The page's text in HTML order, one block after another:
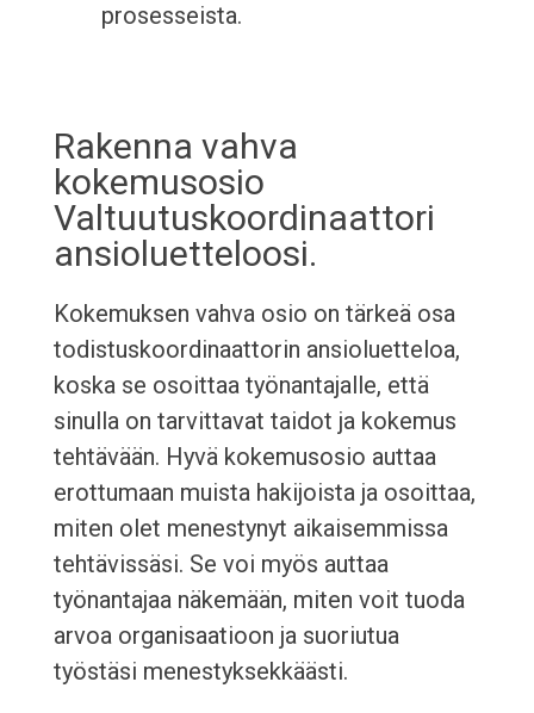
prosesseista.
Rakenna vahva
kokemusosio
Valtuutuskoordinaattori
ansioluetteloosi.
Kokemuksen vahva osio on tärkeä osa
todistuskoordinaattorin ansioluetteloa,
koska se osoittaa työnantajalle, että
sinulla on tarvittavat taidot ja kokemus
tehtävään. Hyvä kokemusosio auttaa
erottumaan muista hakijoista ja osoittaa,
miten olet menestynyt aikaisemmissa
tehtävissäsi. Se voi myös auttaa
työnantajaa näkemään, miten voit tuoda
arvoa organisaatioon ja suoriutua
työstäsi menestyksekkäästi.